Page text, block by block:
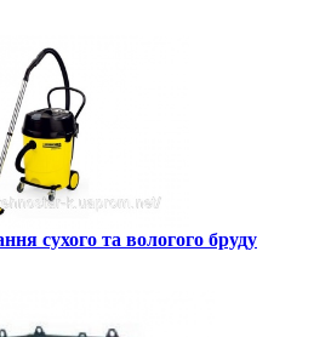
сухого та вологого бруду